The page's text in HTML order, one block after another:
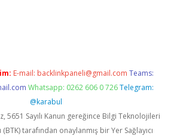
E-mail: backlinkpaneli@gmail.com Teams:
Whatsapp: 0262 606 0 726 Telegram:
@karabul
5651 Sayılı Kanun gereğince Bilgi Teknolojileri
tarafından onaylanmış bir Yer Sağlayıcı